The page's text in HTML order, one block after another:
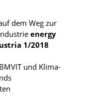
dem Weg zur
energy
1/2018
und Klima-